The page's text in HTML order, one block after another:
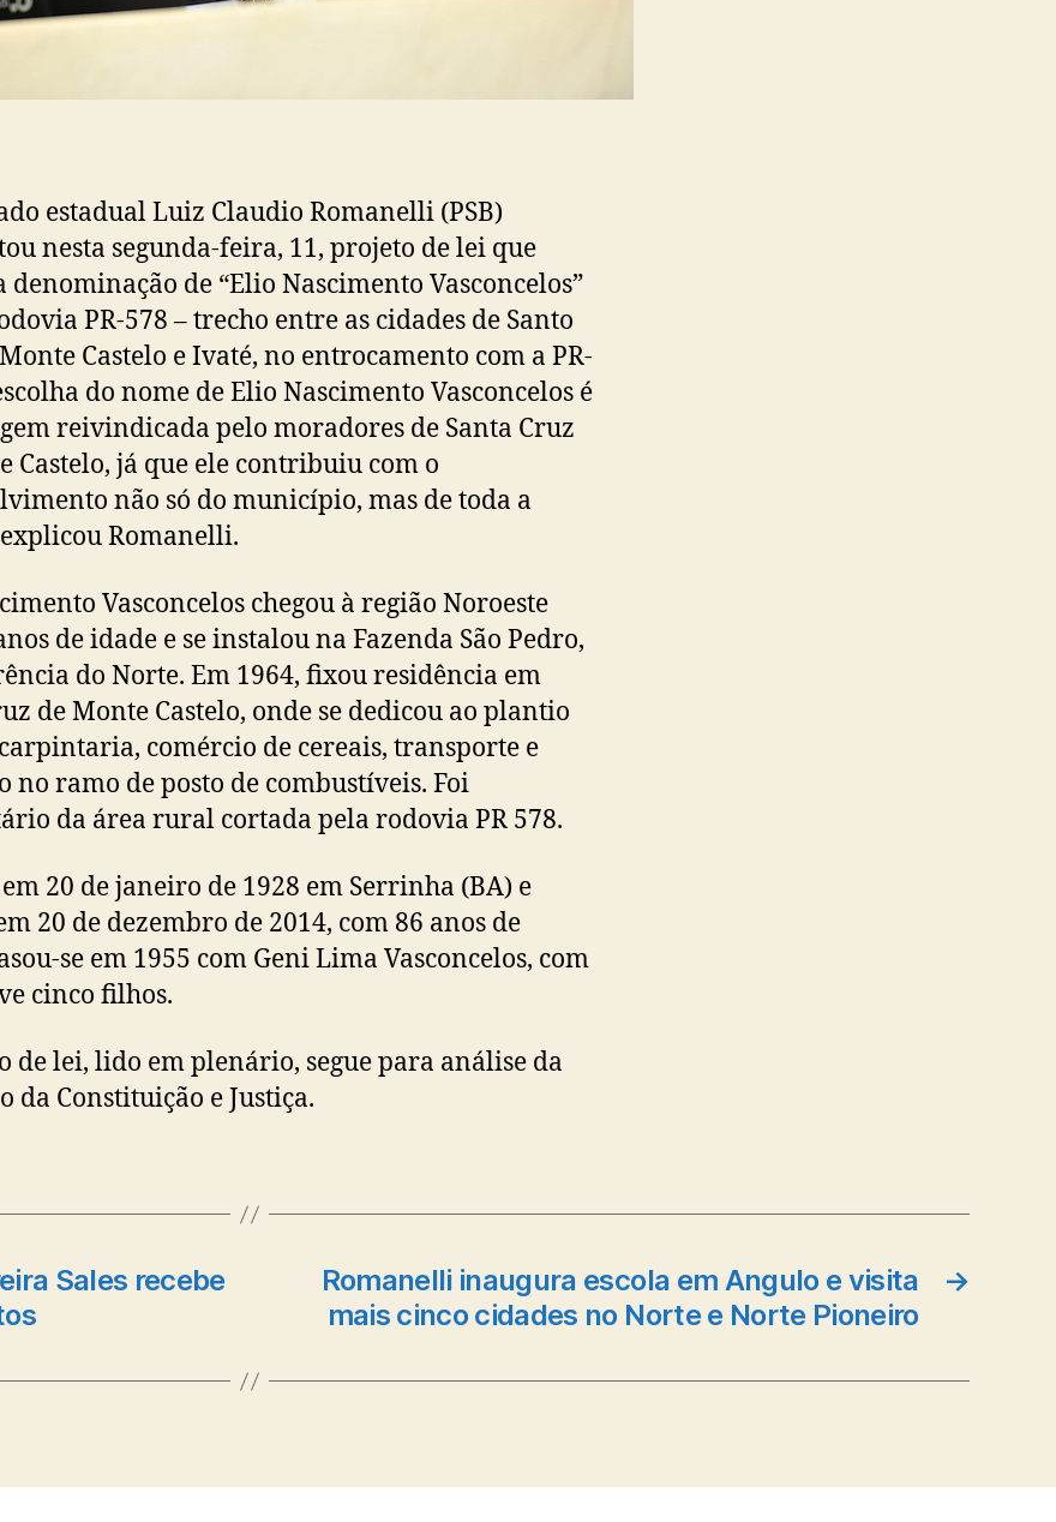
estadual Luiz Claudio Romanelli (PSB)
nesta segunda-feira, 11, projeto de lei que
denominação de “Elio Nascimento Vasconcelos”
PR-578 – trecho entre as cidades de Santo
Castelo e Ivaté, no entrocamento com a PR-
do nome de Elio Nascimento Vasconcelos é
reivindicada pelo moradores de Santa Cruz
Castelo, já que ele contribuiu com o
não só do município, mas de toda a
Romanelli.
Vasconcelos chegou à região Noroeste
de idade e se instalou na Fazenda São Pedro,
do Norte. Em 1964, fixou residência em
de Monte Castelo, onde se dedicou ao plantio
comércio de cereais, transporte e
no ramo de posto de combustíveis. Foi
da área rural cortada pela rodovia PR 578.
20 de janeiro de 1928 em Serrinha (BA) e
20 de dezembro de 2014, com 86 anos de
se em 1955 com Geni Lima Vasconcelos, com
cinco filhos.
de lei, lido em plenário, segue para análise da
da Constituição e Justiça.
Sales recebe
→
Romanelli inaugura escola em Angulo e visita
mais cinco cidades no Norte e Norte Pioneiro